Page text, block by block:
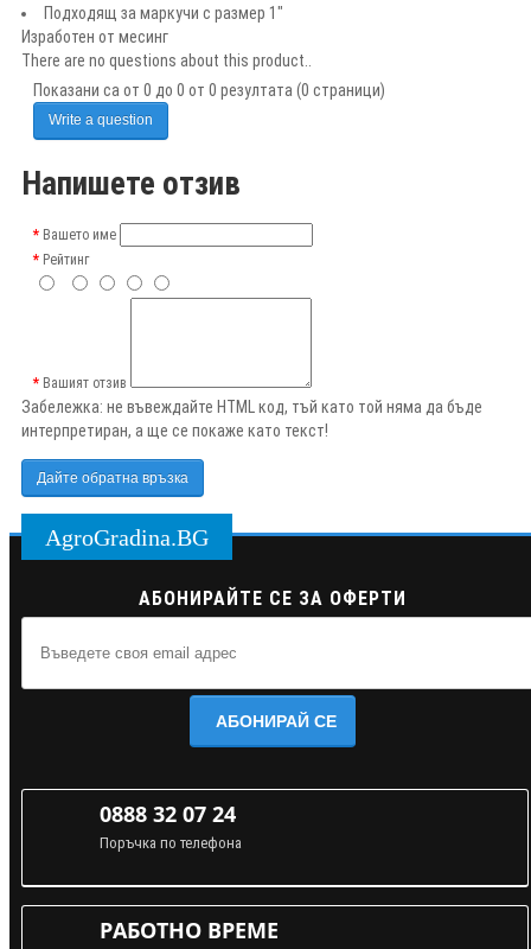
Подходящ за маркучи с размер 1"
Изработен от месинг
There are no questions about this product..
Показани са от 0 до 0 от 0 резултата (0 страници)
Write a question
Напишете отзив
Вашето име
Рейтинг
Вашият отзив
Забележка: не въвеждайте HTML код, тъй като той няма да бъде
интерпретиран, а ще се покаже като текст!
Дайте обратна връзка
AgroGradina.BG
АБОНИРАЙТЕ СЕ ЗА ОФЕРТИ
АБОНИРАЙ СЕ
0888 32 07 24
Поръчка по телефона
РАБОТНО ВРЕМЕ